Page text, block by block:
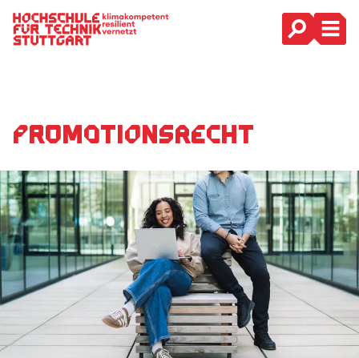
Hauptnavigation
Promotionsrecht